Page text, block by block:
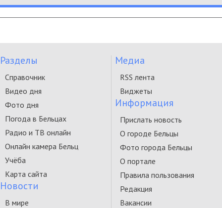
Разделы
Справочник
Видео дня
Фото дня
Погода в Бельцах
Радио и ТВ онлайн
Онлайн камера Бельц
Учёба
Карта сайта
Новости
В мире
Медиа
RSS лента
Виджеты
Информация
Прислать новость
О городе Бельцы
Фото города Бельцы
О портале
Правила пользования
Редакция
Вакансии